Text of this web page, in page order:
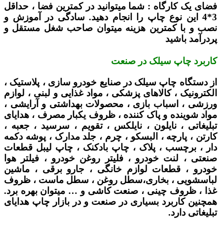
فضای یک کارگاه : شما میتوانید در کمترین فضا ، حداقل
3*4 این نوع چاپ را انجام دهید. سادگی در آموزش و
نصب و با کمترین هزینه میتوان صاحب شغل مستقل و
پردرآمد باشید
کاربرد چاپ سیلک در صنعت
از دستگاه چاپ سیلک در صنایع خودرو سازی ، پلاستیک ،
الکترونیک ، کالاهای پزشکی ، مواد غذایی و لبنی ، لوازم
ورزشی ، اسباب بازی ، محصولات بهداشتی و آرایشی ،
مواد شوینده و پاک کننده ، ظروف یکبار مصرف ، هدایای
تبلیغاتی ، نایلون ، نایلکس ، تقویم ، سرسید ، جعبه ،
کارتن ، پارچه ، البسکو ، چرم ، جلد مدارک ، پوشه دکمه
دار ، برچسب ، پلاک ، چاپ بادکنک ، چاپ لیبل قطعات
صنعتی ، لنت خودرو ، فلیتر روغن خودرو ، فیلتر هوا
خودرو ، قطعات لوازم خانگی ، جارو برقی ، ماشین
لباسشویی ، بخاری،سطل روغن ، سطل ماست ، ظروف
غذا ، ظروف چینی ، صنعت کاشی و … میتوان بهره برد.
همچنین کاربرد بسیاری در صنعت و در بازار چاپ هدایای
تبلیغاتی دارد.